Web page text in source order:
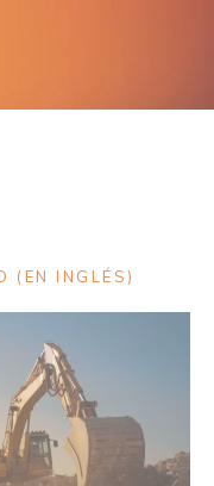
(EN INGLÉS)